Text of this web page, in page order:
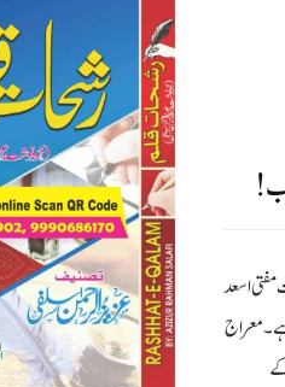
مفتی اسعد
ہے۔ معراج